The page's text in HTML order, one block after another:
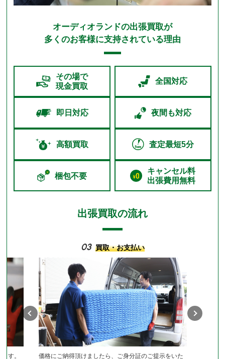
オーディオランドの出張買取が
多くのお客様に支持されている理由
その場で
現金買取
全国対応
即日対応 夜間も対応
高額買取 査定最短5分
梱包不要
キャンセル料
出張費用無料
出張買取の流れ
す。
03 買取・お支払い
価格にご納得頂けましたら、ご身分証のご提示をいた